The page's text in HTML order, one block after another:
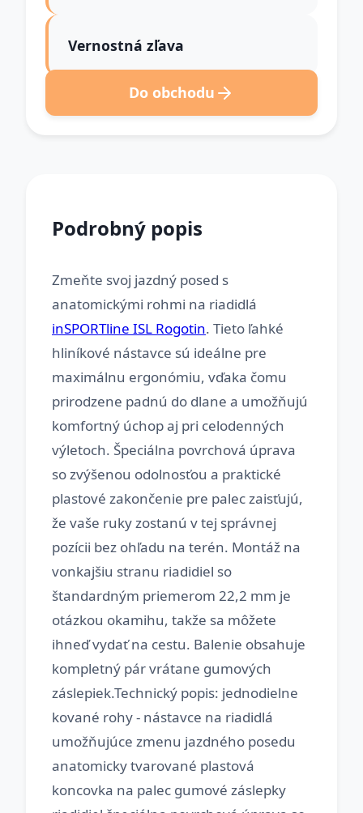
Vernostná zľava
Do obchodu
Podrobný popis
Zmeňte svoj jazdný posed s
anatomickými rohmi na riadidlá
inSPORTline ISL Rogotin. Tieto ľahké
hliníkové nástavce sú ideálne pre
maximálnu ergonómiu, vďaka čomu
prirodzene padnú do dlane a umožňujú
komfortný úchop aj pri celodenných
výletoch. Špeciálna povrchová úprava
so zvýšenou odolnosťou a praktické
plastové zakončenie pre palec zaisťujú,
že vaše ruky zostanú v tej správnej
pozícii bez ohľadu na terén. Montáž na
vonkajšiu stranu riadidiel so
štandardným priemerom 22,2 mm je
otázkou okamihu, takže sa môžete
ihneď vydať na cestu. Balenie obsahuje
kompletný pár vrátane gumových
záslepiek.Technický popis: jednodielne
kované rohy - nástavce na riadidlá
umožňujúce zmenu jazdného posedu
anatomicky tvarované plastová
koncovka na palec gumové záslepky